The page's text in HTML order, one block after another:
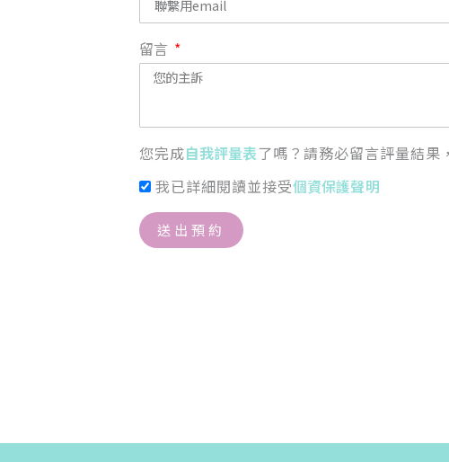
留言
您完成自我評量表了嗎？請務必留言評量結果
我已詳細閱讀並接受個資保護聲明
送出預約